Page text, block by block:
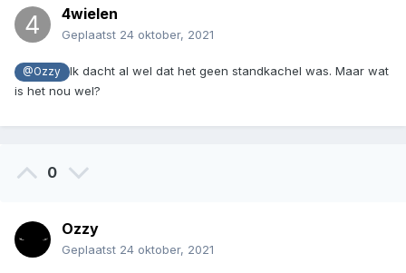
4wielen
Geplaatst 24 oktober, 2021
@Ozzy
Ik dacht al wel dat het geen standkachel was. Maar wat
is het nou wel?
0
Ozzy
Geplaatst 24 oktober, 2021